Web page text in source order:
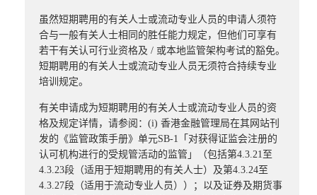
虽然短期聘用的有关人士或流动专业人员的申请人须符
合与一般有关人士相同的胜任能力规定，但他们可享有
若干有关认可行业资格及 / 或本地监管架构考试的豁免。
短期聘用的有关人士或流动专业人员无须符合持续专业
培训规定。
有关申请成为短期聘用的有关人士或流动专业人员的资
格及规定详情，请参阅：(i) 香港金融管理局在其网站刊
发的《监管政策手册》单元SB-1「对获得证监会注册的
认可机构进行的受规管活动的监管」（包括第4.3.21至
4.3.23段（适用于短期聘用的有关人士）及第4.3.24至
4.3.27段（适用于流动专业人员））；以及证券及期货事